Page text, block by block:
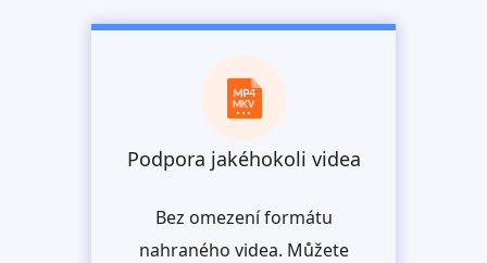
Podpora jakéhokoli videa
Bez omezení formátu
nahraného videa. Můžete